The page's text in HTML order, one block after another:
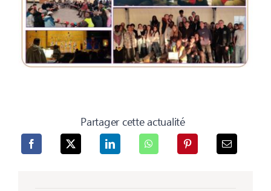
Partager cette actualité